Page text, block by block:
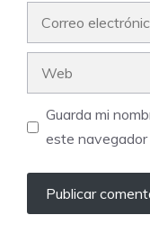
Guarda mi
este